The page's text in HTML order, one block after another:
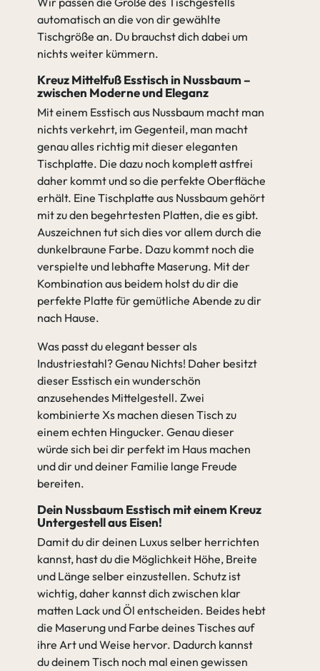
automatisch an die von dir gewählte
Tischgröße an. Du brauchst dich dabei um
nichts weiter kümmern.
Kreuz Mittelfuß Esstisch in Nussbaum –
zwischen Moderne und Eleganz
Mit einem Esstisch aus Nussbaum macht man
nichts verkehrt, im Gegenteil, man macht
genau alles richtig mit dieser eleganten
Tischplatte. Die dazu noch komplett astfrei
daher kommt und so die perfekte Oberfläche
erhält. Eine Tischplatte aus Nussbaum gehört
mit zu den begehrtesten Platten, die es gibt.
Auszeichnen tut sich dies vor allem durch die
dunkelbraune Farbe. Dazu kommt noch die
verspielte und lebhafte Maserung. Mit der
Kombination aus beidem holst du dir die
perfekte Platte für gemütliche Abende zu dir
nach Hause.
Was passt du elegant besser als
Industriestahl? Genau Nichts! Daher besitzt
dieser Esstisch ein wunderschön
anzusehendes Mittelgestell. Zwei
kombinierte Xs machen diesen Tisch zu
einem echten Hingucker. Genau dieser
würde sich bei dir perfekt im Haus machen
und dir und deiner Familie lange Freude
bereiten.
Dein Nussbaum Esstisch mit einem Kreuz
Untergestell aus Eisen!
Damit du dir deinen Luxus selber herrichten
kannst, hast du die Möglichkeit Höhe, Breite
und Länge selber einzustellen. Schutz ist
wichtig, daher kannst dich zwischen klar
matten Lack und Öl entscheiden. Beides hebt
die Maserung und Farbe deines Tisches auf
ihre Art und Weise hervor. Dadurch kannst
du deinem Tisch noch mal einen gewissen